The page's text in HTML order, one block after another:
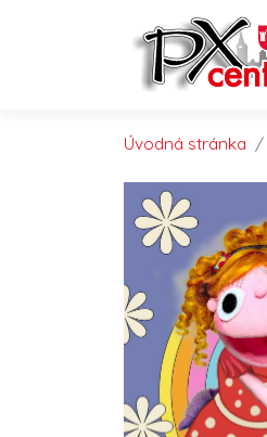
Preskočiť na hlavné menu
Úvodná stránka